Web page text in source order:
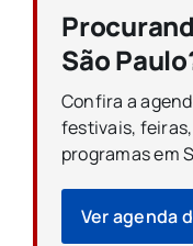
São
Confira a
festivais,
programas em
Ver agenda